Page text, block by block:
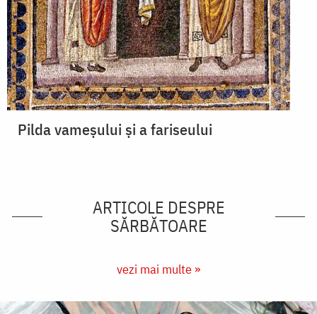
Pilda vameșului și a fariseului
ARTICOLE DESPRE
SĂRBĂTOARE
vezi mai multe »